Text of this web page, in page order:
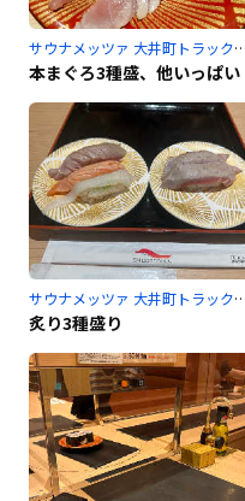
サウナメッツァ 大井町トラックスのサ活
本まぐろ3種盛、他いっぱい
サウナメッツァ 大井町トラックスのサ活
炙り3種盛り